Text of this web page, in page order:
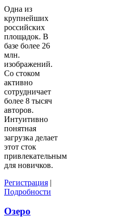
Одна из
крупнейших
российских
площадок. В
базе более 26
млн.
изображений.
Со стоком
активно
сотрудничает
более 8 тысяч
авторов.
Интуитивно
понятная
загрузка делает
этот сток
привлекательным
для новичков.
Регистрация |
Подробности
Озеро